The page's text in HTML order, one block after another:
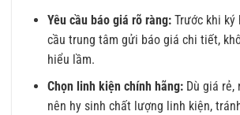
Yêu cầu báo giá rõ ràng:Trước khi ký
cầu trung tâm gửi báo giá chi tiết,
hiểu lầm.
Chọn linh kiện chính hãng:Dù giá rẻ,
nên hy sinh chất lượng linh kiện,